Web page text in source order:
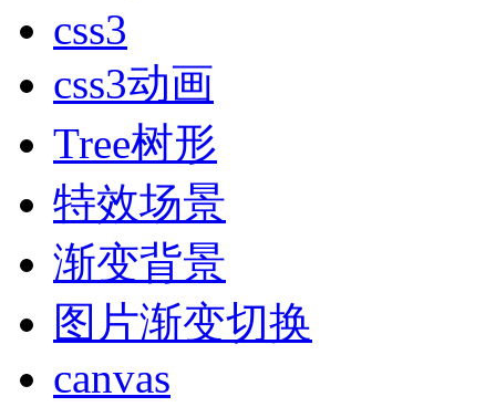
css3
css3动画
Tree树形
特效场景
渐变背景
图片渐变切换
canvas